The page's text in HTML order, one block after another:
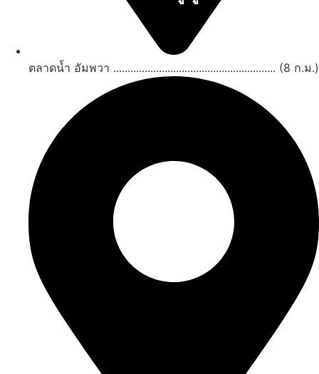
ตลาดน้ำ อัมพวา ......................................................... (8 ก.ม.)